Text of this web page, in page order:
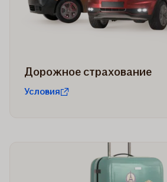
Дорожное страхование
Условия